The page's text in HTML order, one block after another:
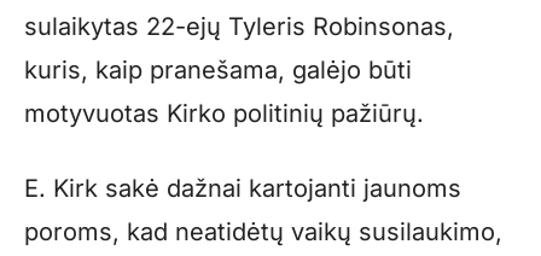
sulaikytas 22-ejų Tyleris Robinsonas,
kuris, kaip pranešama, galėjo būti
motyvuotas Kirko politinių pažiūrų.
E. Kirk sakė dažnai kartojanti jaunoms
poroms, kad neatidėtų vaikų susilaukimo,